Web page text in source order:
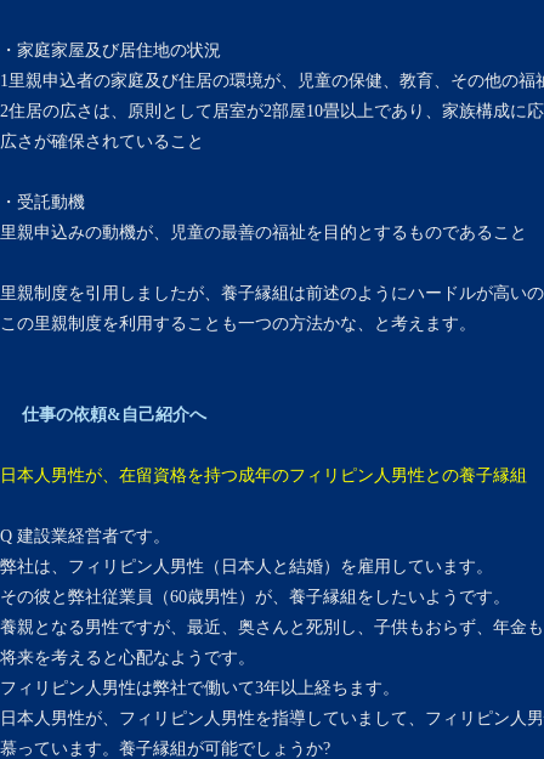
・家庭家屋及び居住地の状況
1里親申込者の家庭及び住居の環境が、児童の保健、教育、その他の福
2住居の広さは、原則として居室が2部屋10畳以上であり、家族構成に
広さが確保されていること
・受託動機
里親申込みの動機が、児童の最善の福祉を目的とするものであること
里親制度を引用しましたが、養子縁組は前述のようにハードルが高い
この里親制度を利用することも一つの方法かな、と考えます。
仕事の依頼&自己紹介へ
日本人男性が、在留資格を持つ成年のフィリピン人男性との養子縁組
Q 建設業経営者です。
弊社は、フィリピン人男性（日本人と結婚）を雇用しています。
その彼と弊社従業員（60歳男性）が、養子縁組をしたいようです。
養親となる男性ですが、最近、奥さんと死別し、子供もおらず、年金
将来を考えると心配なようです。
フィリピン人男性は弊社で働いて3年以上経ちます。
日本人男性が、フィリピン人男性を指導していまして、フィリピン人
慕っています。養子縁組が可能でしょうか?